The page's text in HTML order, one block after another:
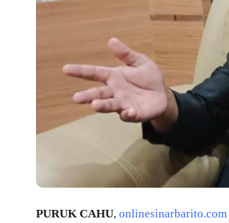
PURUK CAHU, onlinesinarbarito.com